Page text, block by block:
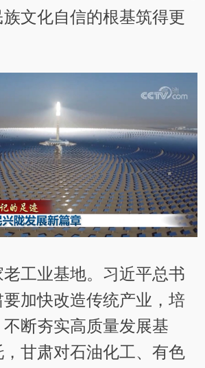
文化自信的根基筑得更
工业基地。习近平总书
加快改造传统产业，培
断夯实高质量发展基
甘肃对石油化工、有色